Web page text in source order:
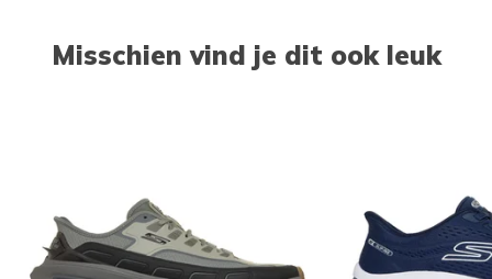
Misschien vind je dit ook leuk